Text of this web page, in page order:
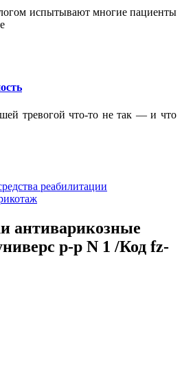
испытывают многие пациенты
тревогой что-то не так — и что
реабилитации
антиварикозные
р-р N 1 /Код fz-